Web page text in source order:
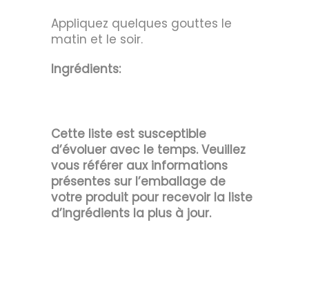
Appliquez quelques gouttes le
matin et le soir.
Ingrédients:
Cette liste est susceptible
d’évoluer avec le temps. Veuillez
vous référer aux informations
présentes sur l’emballage de
votre produit pour recevoir la liste
d’ingrédients la plus à jour.